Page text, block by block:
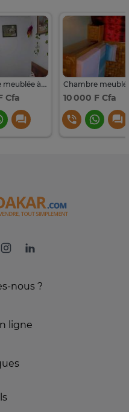
Chambre meublée à Ouakam
Cfa 10 000 F Cfa
nous ?
ligne